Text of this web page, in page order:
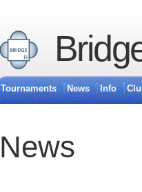
Tournaments News Info
News